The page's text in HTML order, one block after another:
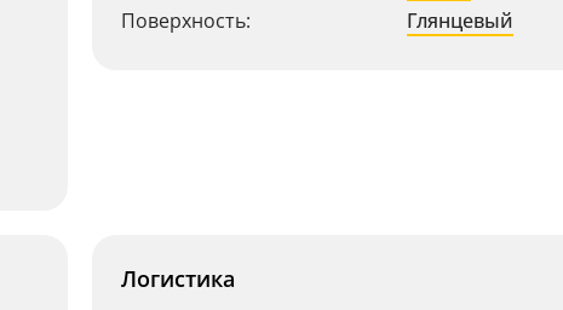
Поверхность:
Глянцевый
Логистика